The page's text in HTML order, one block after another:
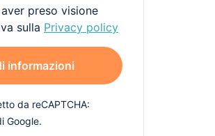
preso visione
sulla Privacy policy
informazioni
da reCAPTCHA:
Google.